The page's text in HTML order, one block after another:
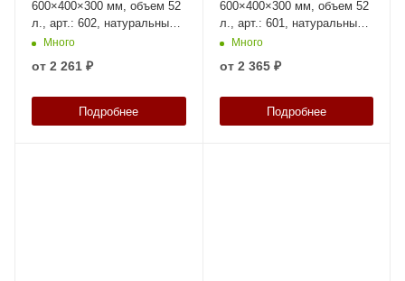
600×400×300 мм, объем 52
л., арт.: 602, натуральный,
код: 05338
Много
от 2 261 ₽
Подробнее
600×400×300 мм, объем 52
л., арт.: 601, натуральный,
код: 05337
Много
от 2 365 ₽
Подробнее